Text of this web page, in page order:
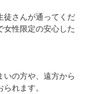
徒さんが通ってくだ
女性限定の安心した
いの方や、遠方から
れます。